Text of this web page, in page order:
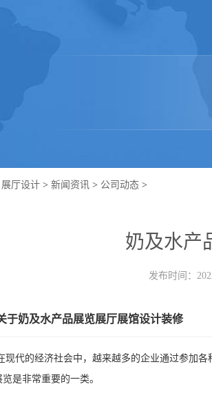
展厅设计 > 新闻资讯 > 公司动态 >
奶及水产
发布时间：
于奶及水产品展览展厅展馆设计装修
现代的经济社会中，越来越多的企业通过参加
览是非常重要的一类。